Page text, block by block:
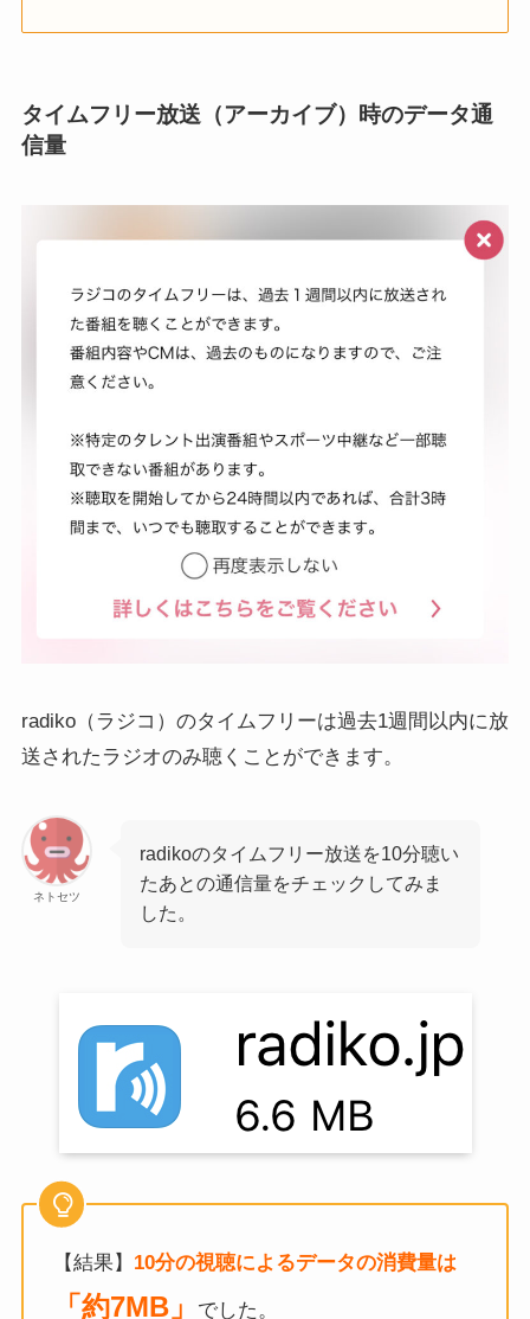
タイムフリー放送（アーカイブ）時のデータ通
信量
radiko（ラジコ）のタイムフリーは過去1週間以内に放
送されたラジオのみ聴くことができます。
ネトセツ
radikoのタイムフリー放送を10分聴い
たあとの通信量をチェックしてみま
した。
【結果】 10分の視聴によるデータの消費量は
「約7MB」 でした。